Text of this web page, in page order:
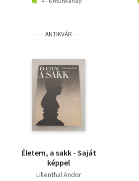
ANTIKVÁR
Életem, a sakk - Saját
képpel
Lillenthal Andor